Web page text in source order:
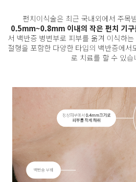
펀치이식술은 최근 국내외에서 주목
0.5mm~0.8mm 이내의 작은 펀치 기구
서 백반증 병변부로 피부를 옮겨 이식하
절형을 포함한 다양한 타입의 백반증에서
로 치료를 할 수 있습